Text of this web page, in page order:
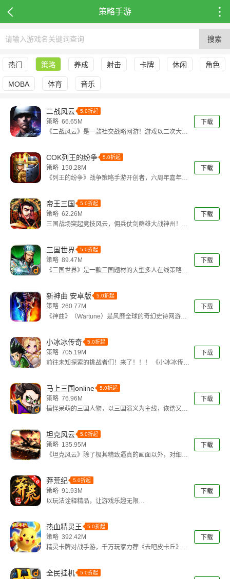
策略手游
搜索
热门 策略 养成 射击 卡牌 休闲 角色
MOBA 体育 音乐
二战风云 5.0折起
策略 66.65M
《二战风云》是一款社交战略网游！游戏以二次大战
下载
COK列王的纷争 5.0折起
策略 150.28M
《列王的纷争》战争策略手游开创者，六周年嘉年华
下载
帝王三国 5.0折起
策略 62.26M
三国战场突起竞技风云，佣兵仗剑群雄大战神州！众
下载
三国世界 5.0折起
策略 89.47M
《三国世界》是一款三国题材的大型多人在线策略游
下载
新神曲 安卓版 5.0折起
策略 260.77M
《神曲》（Wartune）是风靡全球的奇幻史诗网游大
下载
小冰冰传奇 5.0折起
策略 705.19M
前往未知探索的挑战者们！来了！！！ 《小冰冰传
下载
马上三国online 5.0折起
策略 76.96M
搞怪呆萌的三国人物，以三国演义为主线，诙谐又不
下载
坦克风云 5.0折起
策略 135.95M
《坦克风云》除了极其精致逼真的画面以外，对细节
下载
莽荒纪 5.0折起
策略 91.93M
以玩法诠释精品，让游戏乐趣无限
下载
热血精灵王 5.0折起
策略 392.42M
精灵卡牌对战手游，千万玩家力荐《去吧皮卡丘》独
下载
全民挂机 5.0折起